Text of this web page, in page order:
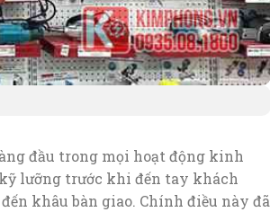
đầu trong mọi hoạt động kinh
lưỡng trước khi đến tay khách
khâu bàn giao. Chính điều này đã